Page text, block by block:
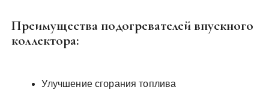
Преимущества подогревателей впускного
коллектора:
Улучшение сгорания топлива